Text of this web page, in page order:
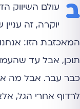
ב עולם השיווק
יוקרה, זה
המאכזבת הזו:
תוכן, אבל עד
כבר עבר. אבל מה
לרדוף אחרי הגל,